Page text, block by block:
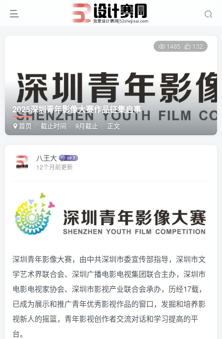
2025深圳青年影像大赛作品征集启事
首页 截止时间 9月截止 正文
1485 132
八王大
12个月前更新
深圳青年影像大赛，由中共深圳市委宣传部指导，深圳市文
学艺术界联合会、深圳广播电影电视集团联合主办，深圳市
电影电视家协会、深圳市影视产业联合会承办，历经17载，
已成为展示和推广青年优秀影视作品的窗口，发掘和培养影
视新人的摇篮，青年影视创作者交流对话和学习提高的平
台。